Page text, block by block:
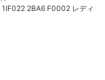
2BA6 F0002 レディ